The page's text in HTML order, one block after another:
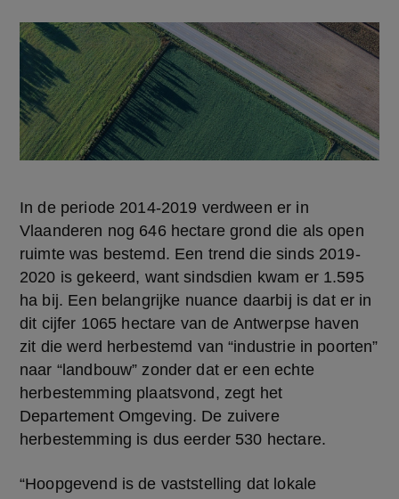
In de periode 2014-2019 verdween er in
Vlaanderen nog 646 hectare grond die als open
ruimte was bestemd. Een trend die sinds 2019-
2020 is gekeerd, want sindsdien kwam er 1.595
ha bij. Een belangrijke nuance daarbij is dat er in
dit cijfer 1065 hectare van de Antwerpse haven
zit die werd herbestemd van “industrie in poorten”
naar “landbouw” zonder dat er een echte
herbestemming plaatsvond, zegt het
Departement Omgeving. De zuivere
herbestemming is dus eerder 530 hectare.
“Hoopgevend is de vaststelling dat lokale